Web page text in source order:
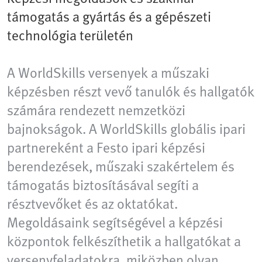
támogatás a gyártás és a gépészeti
technológia területén
A WorldSkills versenyek a műszaki
képzésben részt vevő tanulók és hallgatók
számára rendezett nemzetközi
bajnokságok. A WorldSkills globális ipari
partnereként a Festo ipari képzési
berendezések, műszaki szakértelem és
támogatás biztosításával segíti a
résztvevőket és az oktatókat.
Megoldásaink segítségével a képzési
központok felkészíthetik a hallgatókat a